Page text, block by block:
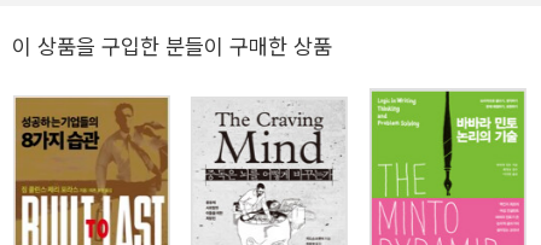
연구를 진행하고 있으며 건국대 언론홍보대학원 겸임교수로도 재직
ystem」 외 다수가 있다. 주요 저서로는 『메타생각』(2013), 『인공지
능과 법』(공저, 2019) 등이 있다.
는데 그친 반면, 이 책은 그런 창의적 사고를 어떻게(how) 할 수 있는
‘창의적 사고’를 실제 배울 수 있는 콘텐츠를 제공하는 최초의 책이기
도 하다. 기존 책들에서는 전혀 볼 수 없는 놀라운 내용들로 가득 차
있다. 첫 장을 넘기는 순간부터 우리는 흥미진진한 메타생각의 세계
로 빨려 들어가며 한시도 눈을 땔 수 없다. ‘메타생각’이란 도대체 무
엇인가? 이 책 [메타생각]은 전혀 경험하지 못한 새로운 생각의
이 상품을 구입한 분들이 구매한 상품